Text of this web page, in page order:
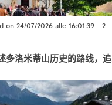
on 24/07/2026 alle 16:01:39 - 2
多洛米蒂山历史的路线，追